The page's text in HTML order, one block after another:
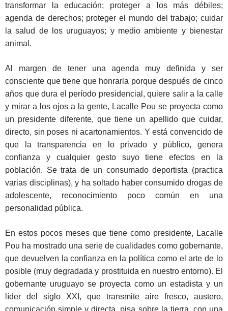
transformar la educación; proteger a los más débiles;
agenda de derechos; proteger el mundo del trabajo; cuidar
la salud de los uruguayos; y medio ambiente y bienestar
animal.
Al margen de tener una agenda muy definida y ser
consciente que tiene que honrarla porque después de cinco
años que dura el período presidencial, quiere salir a la calle
y mirar a los ojos a la gente, Lacalle Pou se proyecta como
un presidente diferente, que tiene un apellido que cuidar,
directo, sin poses ni acartonamientos. Y está convencido de
que la transparencia en lo privado y público, genera
confianza y cualquier gesto suyo tiene efectos en la
población. Se trata de un consumado deportista (practica
varias disciplinas), y ha soltado haber consumido drogas de
adolescente, reconocimiento poco común en una
personalidad pública.
En estos pocos meses que tiene como presidente, Lacalle
Pou ha mostrado una serie de cualidades como gobernante,
que devuelven la confianza en la política como el arte de lo
posible (muy degradada y prostituida en nuestro entorno). El
gobernante uruguayo se proyecta como un estadista y un
líder del siglo XXI, que transmite aire fresco, austero,
comunicación simple y directa, pisa sobre la tierra, con una